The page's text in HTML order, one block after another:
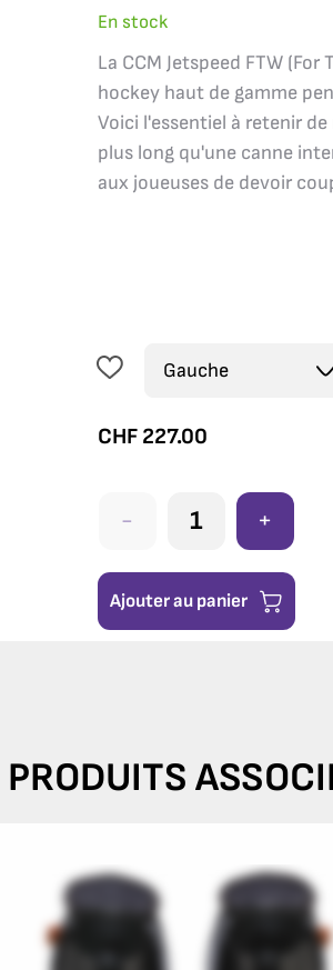
En stock
La CCM Jetspeed FTW
hockey haut de gamme
Voici l'essentiel à retenir
plus long qu'une canne
aux joueuses de devoir
CHF 227.00
- +
Ajouter au panier
PRODUITS